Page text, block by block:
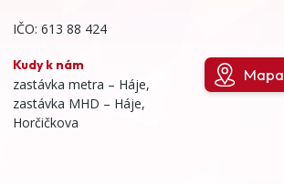
IČO: 613 88 424
Kudy k nám
zastávka metra – Háje,
zastávka MHD – Háje,
Horčičkova
Mapa